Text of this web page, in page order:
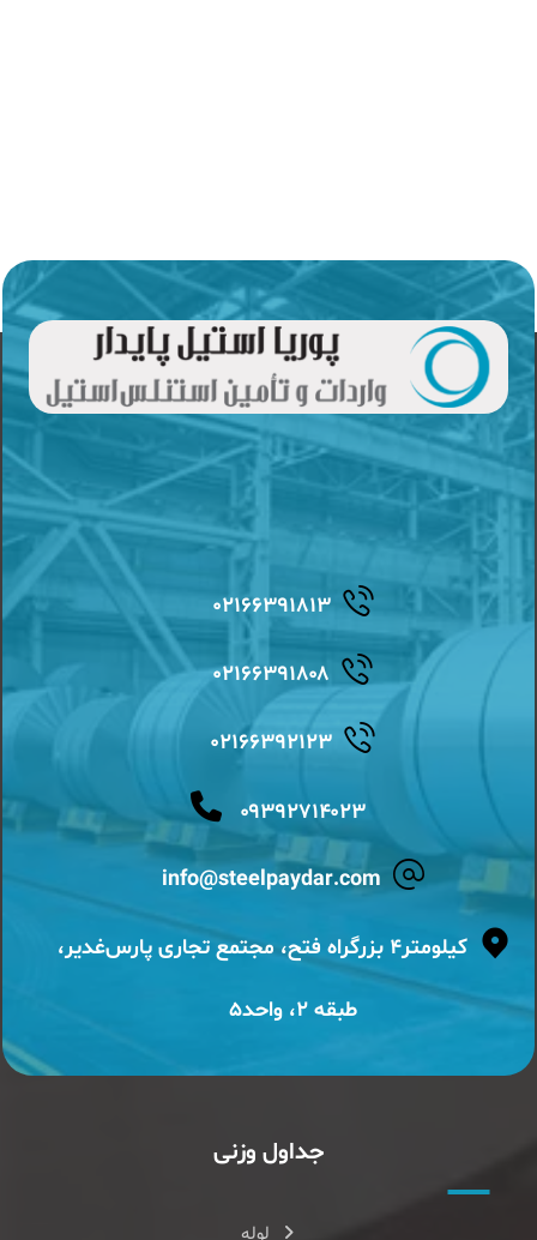
۰۲۱۶۶۳۹۱۸۱۳
۰۲۱۶۶۳۹۱۸۰۸
۰۲۱۶۶۳۹۲۱۲۳
۰۹۳۹۲۷۱۴۰۲۳
info@steelpaydar.com
کیلومتر۴ بزرگراه فتح، مجتمع تجاری پارس‌غدیر،
طبقه ۲، واحد۵
جداول وزنی